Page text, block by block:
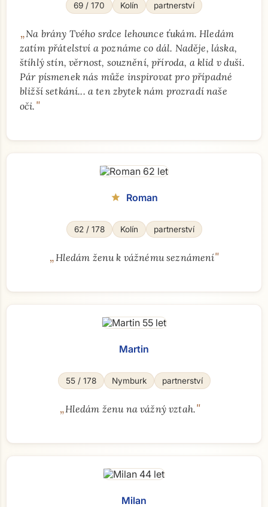
69 / 170 Kolín partnerství
„Na brány Tvého srdce lehounce ťukám. Hledám
zatím přátelství a poznáme co dál. Naděje, láska,
štíhlý stín, věrnost, souznění, příroda, a klid v duši.
Pár písmenek nás může inspirovat pro případné
bližší setkání... a ten zbytek nám prozradí naše
oči. "
star Roman
62 / 178 Kolín partnerství
„Hledám ženu k vážnému seznámení"
Martin
55 / 178 Nymburk partnerství
„Hledám ženu na vážný vztah."
Milan